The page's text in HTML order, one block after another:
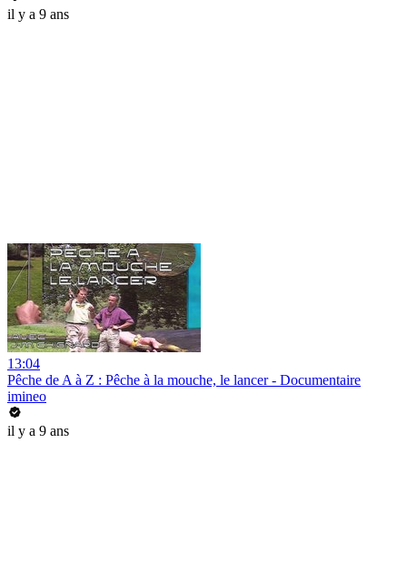
il y a 9 ans
13:04
Pêche de A à Z : Pêche à la mouche, le lancer - Documentaire
imineo
il y a 9 ans